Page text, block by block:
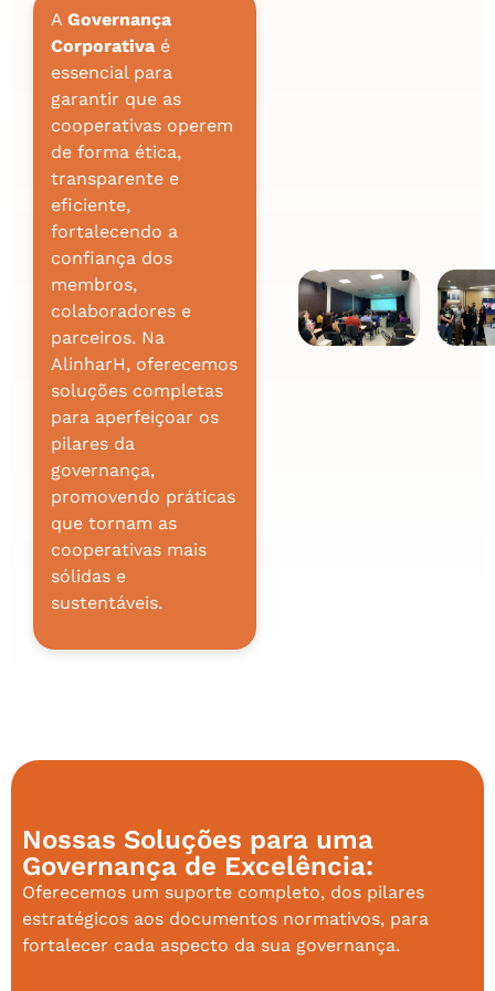
A Governança
Corporativa é
essencial para
garantir que as
cooperativas operem
de forma ética,
transparente e
eficiente,
fortalecendo a
confiança dos
membros,
colaboradores e
parceiros. Na
AlinharH, oferecemos
soluções completas
para aperfeiçoar os
pilares da
governança,
promovendo práticas
que tornam as
cooperativas mais
sólidas e
sustentáveis.
Nossas Soluções para uma
Governança de Excelência:
Oferecemos um suporte completo, dos pilares
estratégicos aos documentos normativos, para
fortalecer cada aspecto da sua governança.